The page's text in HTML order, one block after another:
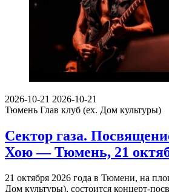
2026-10-21 2026-10-21
Тюмень Глав клуб (ex. Дом культуры)
Сектор газа.
Хою — Тюмень, 21
21 октября 2026 года в Тюмени, на
Дом культуры), состоится концерт-